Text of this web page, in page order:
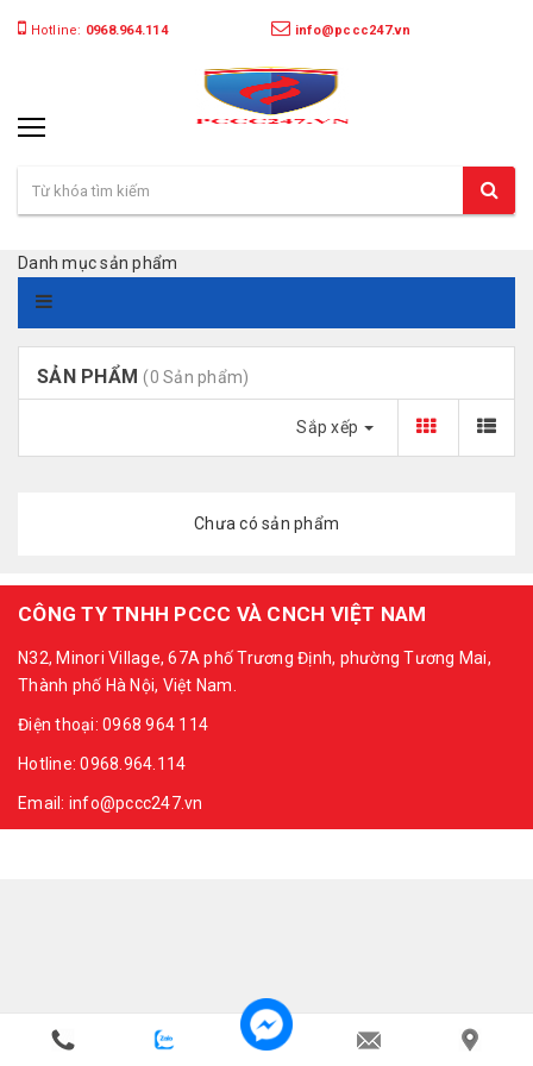
Hotline: 0968.964.114 info@pccc247.vn
Danh mục sản phẩm
SẢN PHẨM(0 Sản phẩm)
Sắp xếp
Chưa có sản phẩm
CÔNG TY TNHH PCCC VÀ CNCH VIỆT NAM
N32, Minori Village, 67A phố Trương Định, phường Tương Mai,
Thành phố Hà Nội, Việt Nam.
Điện thoại: 0968 964 114
Hotline: 0968.964.114
Email: info@pccc247.vn